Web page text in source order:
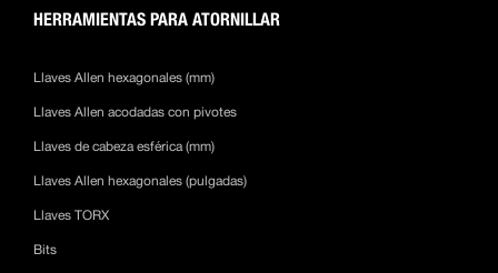
HERRAMIENTAS PARA ATORNILLAR
Llaves Allen hexagonales (mm)
Llaves Allen acodadas con pivotes
Llaves de cabeza esférica (mm)
Llaves Allen hexagonales (pulgadas)
Llaves TORX
Bits